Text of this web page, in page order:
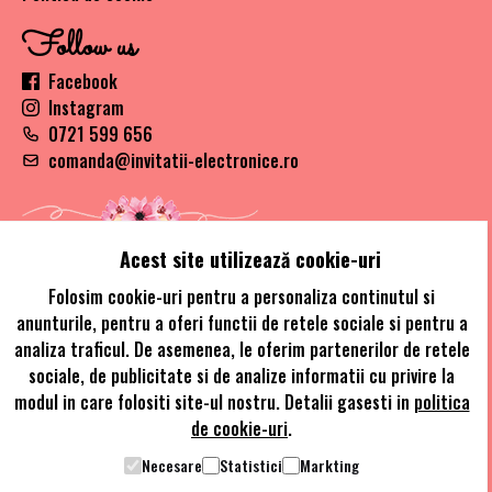
Follow us
Facebook
Instagram
0721 599 656
comanda@invitatii-electronice.ro
© Copywrite 2021 - Invitatii Electronice designed by Alaskan
Global Network
Acest site utilizează cookie-uri
Folosim cookie-uri pentru a personaliza continutul si
anunturile, pentru a oferi functii de retele sociale si pentru a
analiza traficul. De asemenea, le oferim partenerilor de retele
sociale, de publicitate si de analize informatii cu privire la
modul in care folositi site-ul nostru. Detalii gasesti in politica
de cookie-uri.
Necesare Statistici Markting